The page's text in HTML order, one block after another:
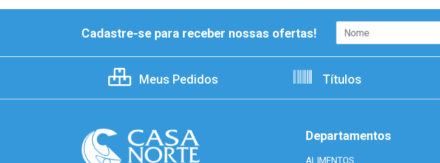
Cadastre-se para receber nossas ofertas!
Meus Pedidos Títulos
Departamentos
ALIMENTOS